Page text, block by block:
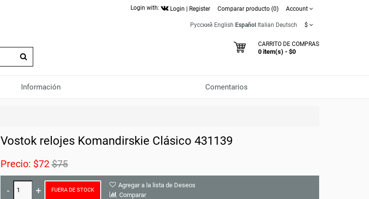
Login with: Login Register Comparar producto (0) Account
Русский English Español Italian Deutsch $
CARRITO DE COMPRAS
0 item(s) - $0
Información Comentarios
Vostok relojes Komandirskie Clásico 431139
Precio: $72 $75
FUERA DE STOCK
Agregar a la lista de Deseos
Comparar